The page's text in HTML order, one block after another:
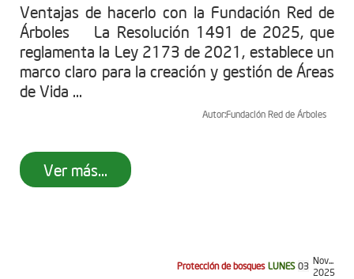
Ventajas de hacerlo con la Fundación Red de
Árboles La Resolución 1491 de 2025, que
reglamenta la Ley 2173 de 2021, establece un
marco claro para la creación y gestión de Áreas
de Vida ...
Autor:Fundación Red de Árboles
Ver más...
Protección de bosques LUNES 03 Nov...
2025